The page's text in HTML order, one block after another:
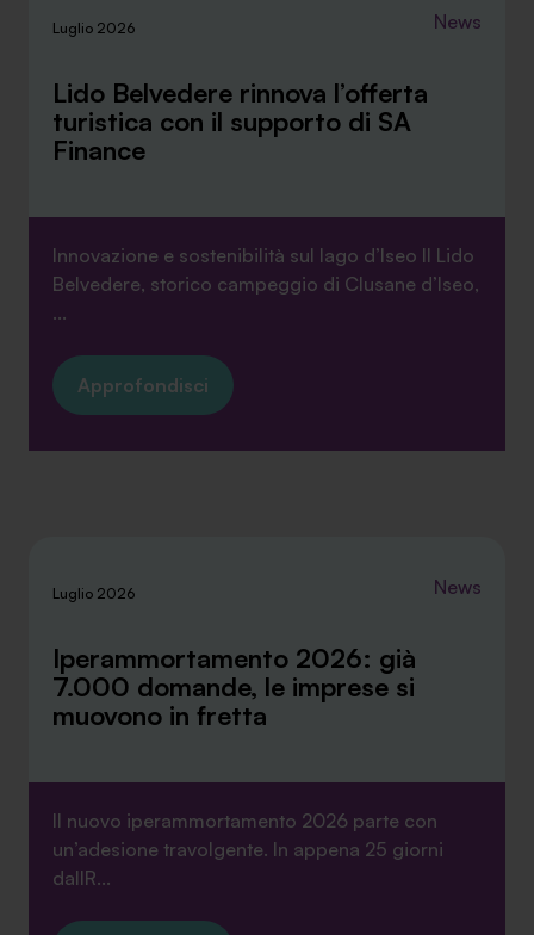
Luglio 2026 News
Lido Belvedere rinnova l’offerta
turistica con il supporto di SA
Finance
Innovazione e sostenibilità sul lago d’Iseo Il Lido
Belvedere, storico campeggio di Clusane d’Iseo,
...
Approfondisci
Luglio 2026 News
Iperammortamento 2026: già
7.000 domande, le imprese si
muovono in fretta
Il nuovo iperammortamento 2026 parte con
un’adesione travolgente. In appena 25 giorni
dallR...